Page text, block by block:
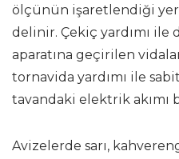
ölçünün işaretlendiği
delinir. Çekiç yardımı ile
aparatına geçirilen
tornavida yardımı ile
tavandaki elektrik akımı
Avizelerde sarı,